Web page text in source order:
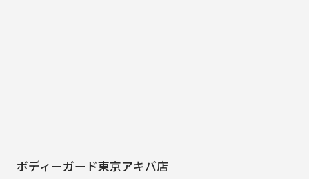
ボディーガード東京アキバ店